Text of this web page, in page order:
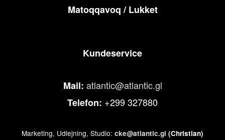
Matoqqavoq / Lukket
Kundeservice
Mail: atlantic@atlantic.gl
Telefon: +299 327880
Marketing, Udlejning, Studio: cke@atlantic.gl (Christian)